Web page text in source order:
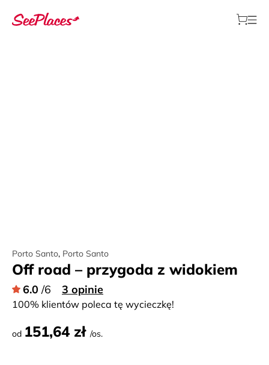
Porto Santo, Porto Santo
Off road – przygoda z widokiem
6.0 /6 3 opinie
100% klientów poleca tę wycieczkę!
od 151,64 zł /os.